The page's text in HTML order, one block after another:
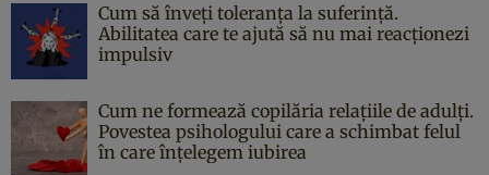
Cum să înveți toleranța la suferință.
Abilitatea care te ajută să nu mai reacționezi
impulsiv
Cum ne formează copilăria relațiile de adulți.
Povestea psihologului care a schimbat felul
în care înțelegem iubirea